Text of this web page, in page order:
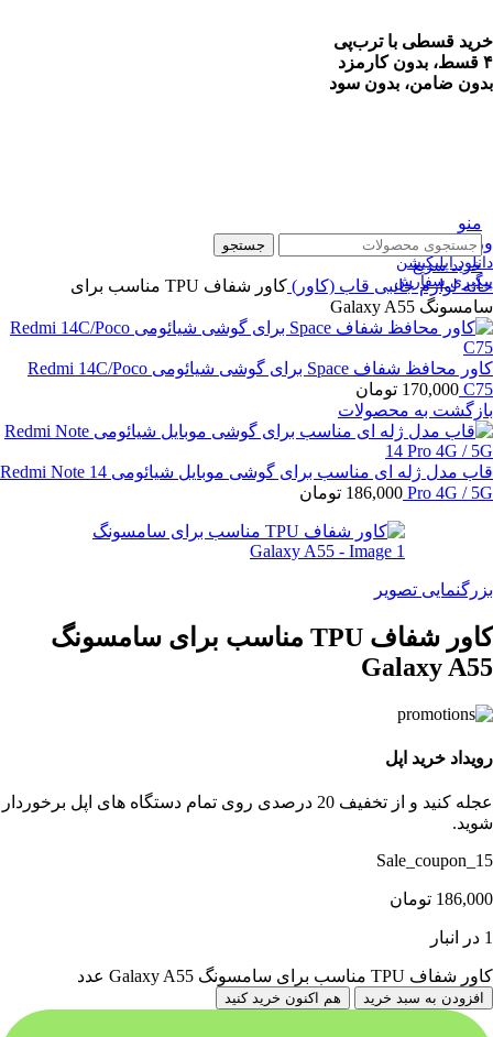
خرید قسطی با ترب‌پی
۴ قسط، بدون کارمزد
بدون ضامن، بدون سود
ورود / ثبت نام
دانلود اپلیکیشن
پیگیری سفارش
منو
جستجو
خرید سریع
خانهلوازم جانبی قاب (کاور)
کاور شفاف TPU مناسب برای
سامسونگ Galaxy A55
کاور محافظ شفاف Space برای گوشی شیائومی Redmi 14C/Poco
C75
170,000 تومان
بازگشت به محصولات
قاب مدل ژله ای مناسب برای گوشی موبایل شیائومی Redmi Note 14
Pro 4G / 5G
186,000 تومان
بزرگنمایی تصویر
کاور شفاف TPU مناسب برای سامسونگ
Galaxy A55
رویداد خرید اپل
عجله کنید و از تخفیف 20 درصدی روی تمام دستگاه های اپل برخوردار
شوید.
Sale_coupon_15
186,000 تومان
1 در انبار
کاور شفاف TPU مناسب برای سامسونگ Galaxy A55 عدد
افزودن به سبد خرید هم اکنون خرید کنید